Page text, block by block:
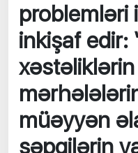
problemləri
inkişaf edir:
xəstəliklərin
müəyyən
səpgilərin